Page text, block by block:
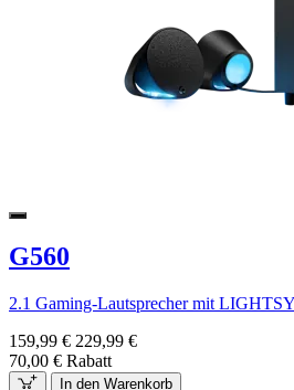
G560
2.1 Gaming-Lautsprecher mit
159,99 € 229,99 €
70,00 € Rabatt
In den Warenkorb